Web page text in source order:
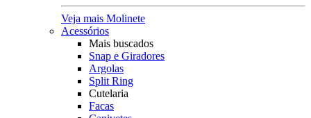
Veja mais Molinete
Acessórios
Mais buscados
Snap e Giradores
Argolas
Split Ring
Cutelaria
Facas